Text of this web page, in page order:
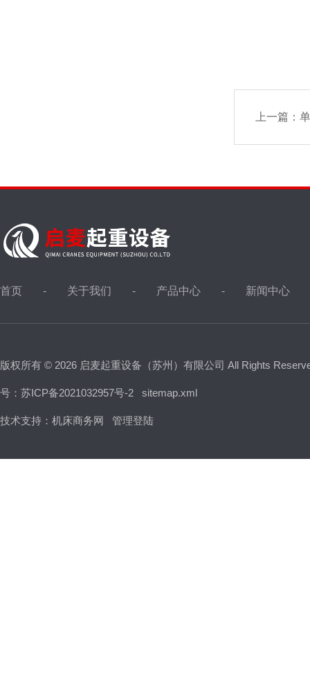
上一篇：
首页 关于我们 产品中心 新闻中心
版权所有 © 2026 启麦起重设备（苏州）有限公司 All Rights
号：苏ICP备2021032957号-2 sitemap.xml
技术支持： 机床商务网 管理登陆